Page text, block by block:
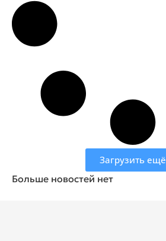
Загрузить ещё
Больше новостей нет